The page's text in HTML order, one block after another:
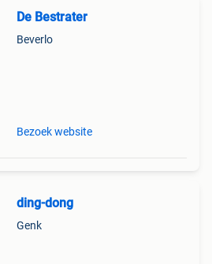
De Bestrater
Beverlo
Bezoek website
ding-dong
Genk